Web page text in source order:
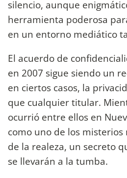
silencio, aunque
herramienta poderosa
en un entorno mediático
El acuerdo de
en 2007 sigue siendo un
en ciertos casos, la
que cualquier titular.
ocurrió entre ellos en
como uno de los
de la realeza, un secreto
se llevarán a la tumba.